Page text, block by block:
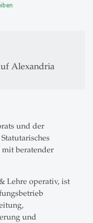
Alexandria
und der
mit beratender
Lehre operativ, ist
und